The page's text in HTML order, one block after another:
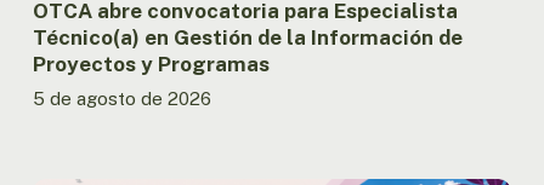
y
Programas
OTCA abre convocatoria para Especialista
Técnico(a) en Gestión de la Información de
Proyectos y Programas
5 de agosto de 2026